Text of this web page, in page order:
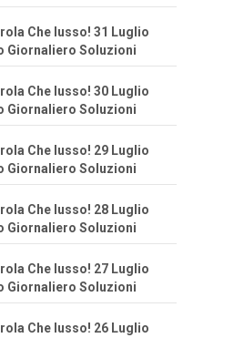
Che lusso! 31 Luglio
Giornaliero Soluzioni
Che lusso! 30 Luglio
Giornaliero Soluzioni
Che lusso! 29 Luglio
Giornaliero Soluzioni
Che lusso! 28 Luglio
Giornaliero Soluzioni
Che lusso! 27 Luglio
Giornaliero Soluzioni
Che lusso! 26 Luglio